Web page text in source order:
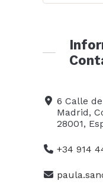
6 Calle
Madrid,
28001,
+34 914